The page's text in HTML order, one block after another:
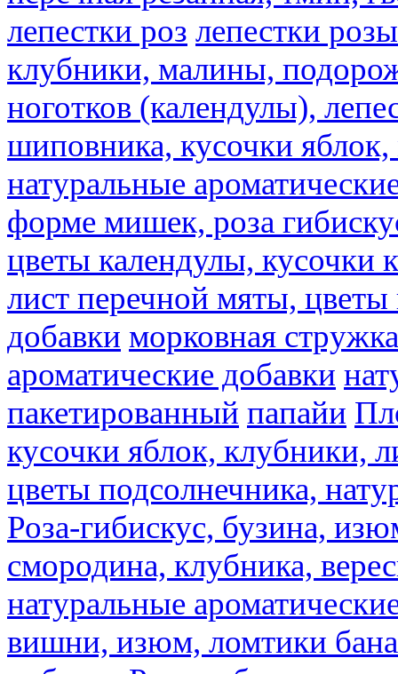
лепестки роз лепестки розы
клубники, малины,
ноготков (календулы),
шиповника, кусочки
натуральные
форме мишек, роза
цветы календулы, кусочки
лист перечной мяты,
добавки морковная стружка
ароматические добавки
пакетированный папайи
кусочки яблок, клубники,
цветы подсолнечника,
Роза-гибискус, бузина,
смородина, клубника,
натуральные
вишни, изюм, ломтики